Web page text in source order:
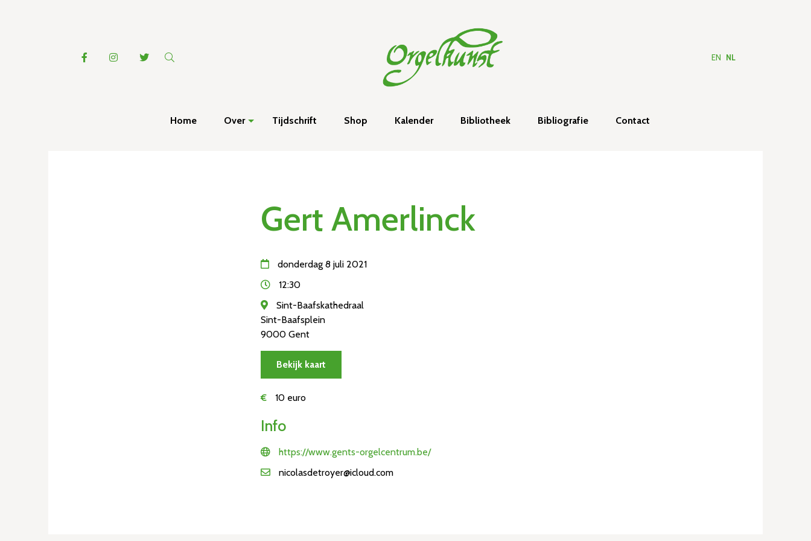
EN NL
Home Over Tijdschrift Shop Kalender Bibliotheek Bibliografie Contact
Gert Amerlinck
donderdag 8 juli 2021
12:30
Sint-Baafskathedraal
Sint-Baafsplein
9000 Gent
Bekijk kaart
€ 10 euro
Info
https://www.gents-orgelcentrum.be/
nicolasdetroyer@icloud.com